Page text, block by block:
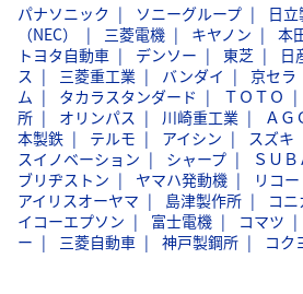
パナソニック ソニーグループ 日
（NEC）
三菱電機 キヤノン
本
トヨタ自動車
デンソー 東芝 日
ス
三菱重工業 バンダイ 京セラ
ム
タカラスタンダード ＴＯＴＯ
所
オリンパス 川崎重工業 ＡＧ
本製鉄
テルモ アイシン スズキ
スイノベーション
シャープ ＳＵ
ブリヂストン
ヤマハ発動機 リコー
アイリスオーヤマ
島津製作所 コ
イコーエプソン
富士電機 コマツ
ー
三菱自動車 神戸製鋼所 コク